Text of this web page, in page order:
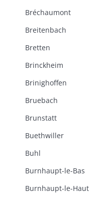
Bréchaumont
Breitenbach
Bretten
Brinckheim
Brinighoffen
Bruebach
Brunstatt
Buethwiller
Buhl
Burnhaupt-le-Bas
Burnhaupt-le-Haut